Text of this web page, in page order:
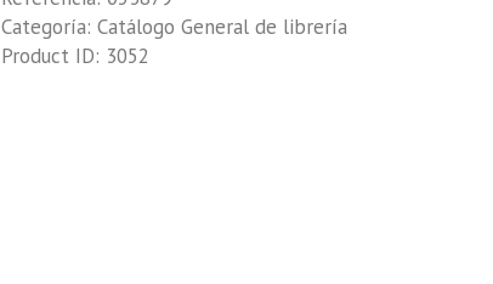
Categoría: Catálogo General de librería
Product ID: 3052